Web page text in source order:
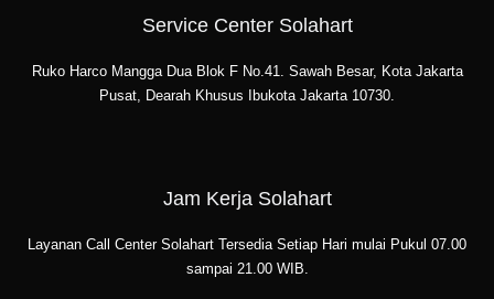
Service Center Solahart
Ruko Harco Mangga Dua Blok F No.41. Sawah Besar, Kota Jakarta
Pusat, Dearah Khusus Ibukota Jakarta 10730.
Jam Kerja Solahart
Layanan Call Center Solahart Tersedia Setiap Hari mulai Pukul 07.00
sampai 21.00 WIB.